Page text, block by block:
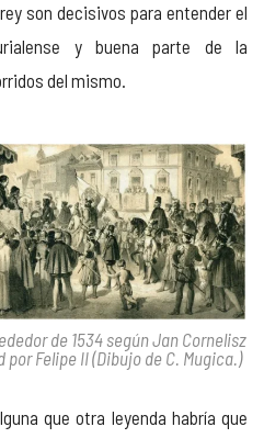
son decisivos para entender el
y buena parte de la
del mismo.
de 1534 según Jan Cornelisz
por Felipe II (Dibujo de C. Mugica.)
que otra leyenda habría que